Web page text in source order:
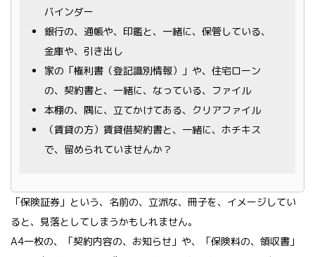
バインダー
銀行の、通帳や、印鑑と、一緒に、保管している、
金庫や、引き出し
家の「権利書（登記識別情報）」や、住宅ローン
の、契約書と、一緒に、なっている、ファイル
本棚の、隅に、立てかけてある、クリアファイル
（賃貸の方）賃貸借契約書と、一緒に、ホチキス
で、留められていませんか？
「保険証券」という、名前の、立派な、冊子を、イメージしてい
ると、見落としてしまうかもしれません。
A4一枚の、「契約内容の、お知らせ」や、「保険料の、領収書」